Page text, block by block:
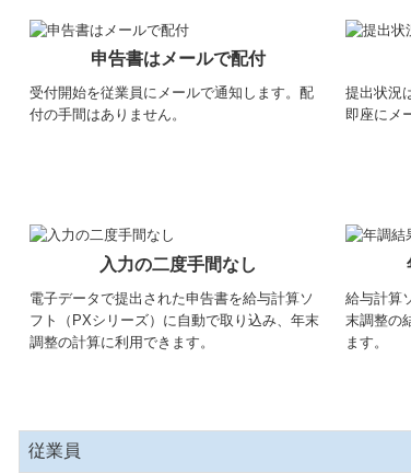
申告書はメールで配付
受付開始を従業員にメールで通知します。配
付の手間はありません。
提出状況
即座にメ
入力の二度手間なし
電子データで提出された申告書を給与計算ソ
フト（PXシリーズ）に自動で取り込み、年末
調整の計算に利用できます。
給与計算
末調整の
ます。
従業員